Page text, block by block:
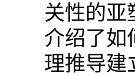
关性的亚
介绍了如
理推导建